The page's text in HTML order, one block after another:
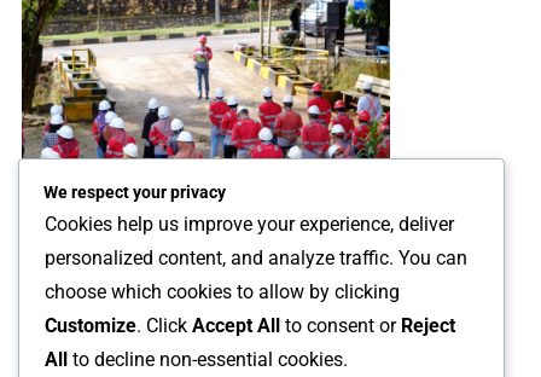
PT CLM Komitmen Bantu Akses Pendidikan Di Wilayah
Pemberdayaan
20 Januari 2023 Arif
We respect your privacy
Cookies help us improve your experience, deliver
personalized content, and analyze traffic. You can
choose which cookies to allow by clicking
Customize. Click Accept All to consent or Reject
All to decline non-essential cookies.